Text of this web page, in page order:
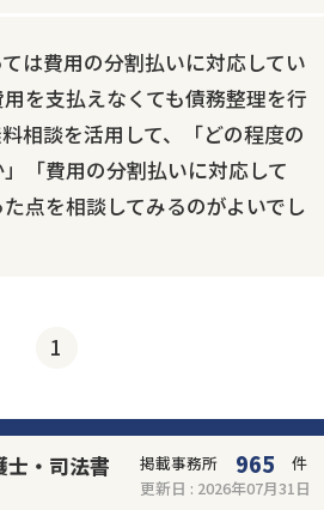
は費用の分割払いに対応してい
を支払えなくても債務整理を行
相談を活用して、「どの程度の
「費用の分割払いに対応して
点を相談してみるのがよいでし
1
士・司法書
掲載事務所 965
件
更新日 : 2026年07月31日